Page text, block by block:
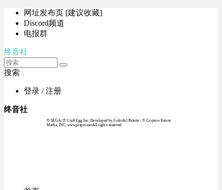
网址发布页 [建议收藏]
Discord频道
电报群
终音社
搜索
登录 / 注册
终音社
© SEGA / © Craft Egg Inc. Developed by Colorful Palette / © Crypton Future
Media, INC. www.piapro.netAll rights reserved.